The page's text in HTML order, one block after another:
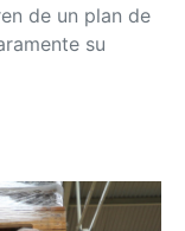
de un plan de
su